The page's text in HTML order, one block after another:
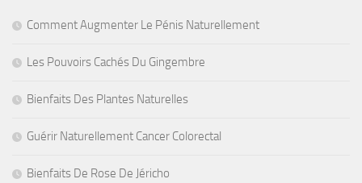
Comment Augmenter Le Pénis Naturellement
Les Pouvoirs Cachés Du Gingembre
Bienfaits Des Plantes Naturelles
Guérir Naturellement Cancer Colorectal
Bienfaits De Rose De Jéricho